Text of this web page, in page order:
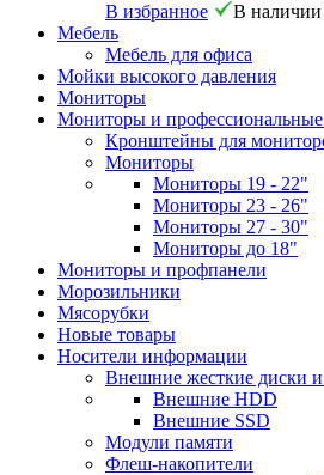
В избранное
В наличии
Мебель
Мебель для офиса
Мойки высокого давления
Мониторы
Мониторы и профессиональные
Кронштейны для
Мониторы
Мониторы 19 - 22"
Мониторы 23 - 26"
Мониторы 27 - 30"
Мониторы до 18"
Мониторы и профпанели
Морозильники
Мясорубки
Новые товары
Носители информации
Внешние жесткие диски
Внешние HDD
Внешние SSD
Модули памяти
Флеш-накопители